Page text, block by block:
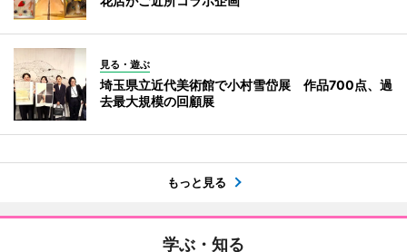
見る・遊ぶ
埼玉県立近代美術館で小村雪岱展 作品700点、過
去最大規模の回顧展
もっと見る
学ぶ・知る